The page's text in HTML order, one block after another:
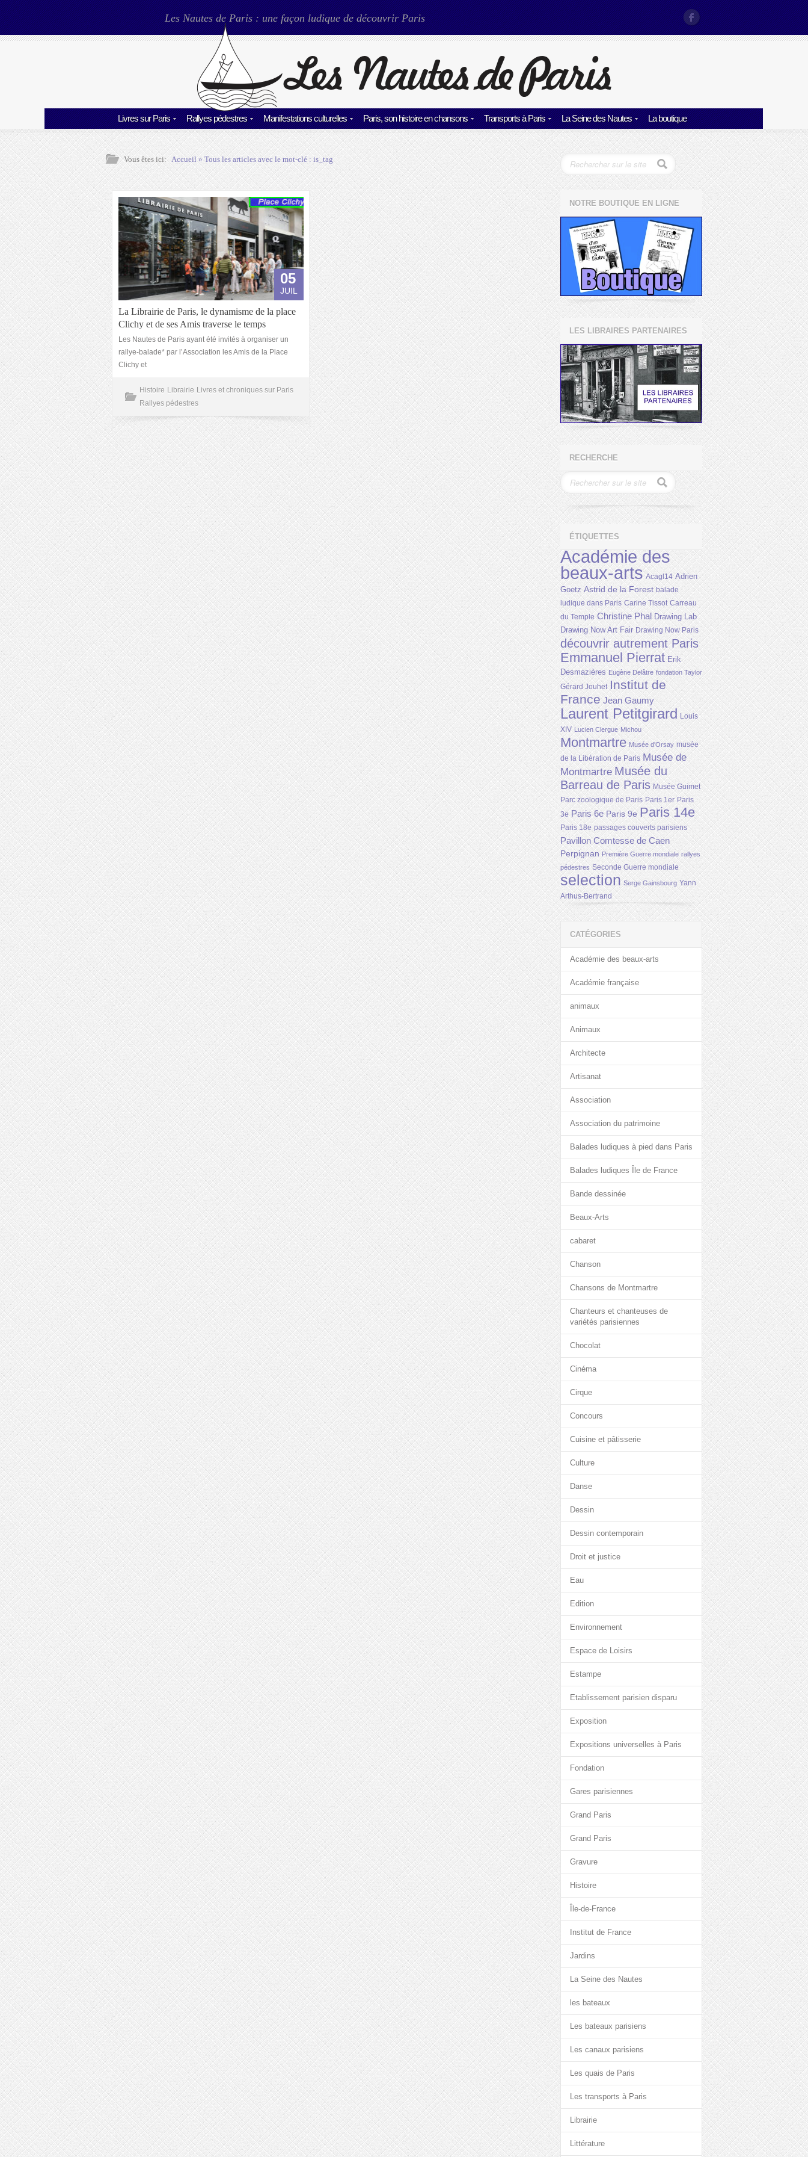
Les Nautes de Paris : une façon ludique de découvrir Paris
Livres sur Paris Rallyes pédestres Manifestations culturelles Paris, son histoire en chansons Transports à Paris La Seine des Nautes La boutique
Vous êtes ici: Accueil» Tous les articles avec le mot-clé :is_tag
05
JUIL
La Librairie de Paris, le dynamisme de la place
Clichy et de ses Amis traverse le temps
Les Nautes de Paris ayant été invités à organiser un
rallye-balade* par l’Association les Amis de la Place
Clichy et
Histoire Librairie Livres et chroniques sur Paris
Rallyes pédestres
NOTRE BOUTIQUE EN LIGNE
LES LIBRAIRES PARTENAIRES
RECHERCHE
ÉTIQUETTES
Académie des
beaux-arts Acagl14 Adrien
Goetz Astrid de la Forest balade
ludique dans Paris Carine Tissot Carreau
du Temple Christine Phal Drawing Lab
Drawing Now Art Fair Drawing Now Paris
découvrir autrement Paris
Emmanuel Pierrat Erik
Desmazières Eugène Delâtre fondation Taylor
Gérard Jouhet Institut de
France Jean Gaumy
Laurent Petitgirard Louis
XIV Lucien Clergue Michou
Montmartre Musée d'Orsay musée
de la Libération de Paris Musée de
Montmartre Musée du
Barreau de Paris Musée Guimet
Parc zoologique de Paris Paris 1er Paris
3e Paris 6e Paris 9e Paris 14e
Paris 18e passages couverts parisiens
Pavillon Comtesse de Caen
Perpignan Première Guerre mondiale rallyes
pédestres Seconde Guerre mondiale
selection Serge Gainsbourg Yann
Arthus-Bertrand
CATÉGORIES
Académie des beaux-arts
Académie française
animaux
Animaux
Architecte
Artisanat
Association
Association du patrimoine
Balades ludiques à pied dans Paris
Balades ludiques Île de France
Bande dessinée
Beaux-Arts
cabaret
Chanson
Chansons de Montmartre
Chanteurs et chanteuses de
variétés parisiennes
Chocolat
Cinéma
Cirque
Concours
Cuisine et pâtisserie
Culture
Danse
Dessin
Dessin contemporain
Droit et justice
Eau
Edition
Environnement
Espace de Loisirs
Estampe
Etablissement parisien disparu
Exposition
Expositions universelles à Paris
Fondation
Gares parisiennes
Grand Paris
Grand Paris
Gravure
Histoire
Île-de-France
Institut de France
Jardins
La Seine des Nautes
les bateaux
Les bateaux parisiens
Les canaux parisiens
Les quais de Paris
Les transports à Paris
Librairie
Littérature